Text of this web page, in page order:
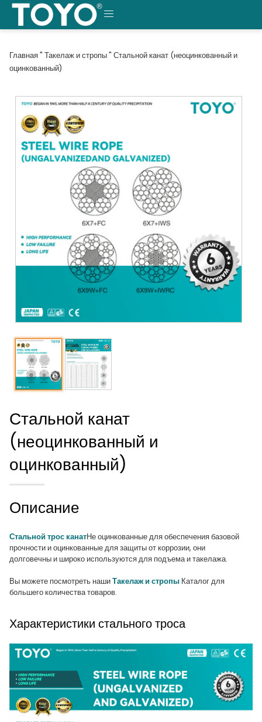
Перейти
содержанию
МЕНЮ
Главная" Такелаж и стропы" Стальной канат (неоцинкованный и
оцинкованный)
Стальной канат
(неоцинкованный и
оцинкованный)
Описание
Стальной трос канатНе оцинкованные для обеспечения базовой
прочности и оцинкованные для защиты от коррозии, они
долговечны и широко используются для подъема и такелажа.
Вы можете посмотреть нашиТакелаж и стропы Каталог для
большего количества товаров.
Характеристики стального троса